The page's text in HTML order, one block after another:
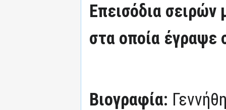
Επεισόδια
στα οποία έγραψε
Βιογραφία: